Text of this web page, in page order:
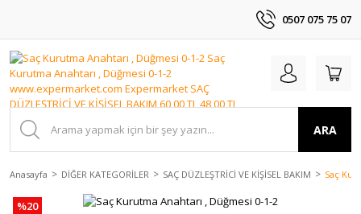
0507 075 75 07
ARA
Anasayfa DİĞER KATEGORİLER SAÇ DÜZLEŞTRİCİ VE KİŞİSEL BAKIM Saç
%20